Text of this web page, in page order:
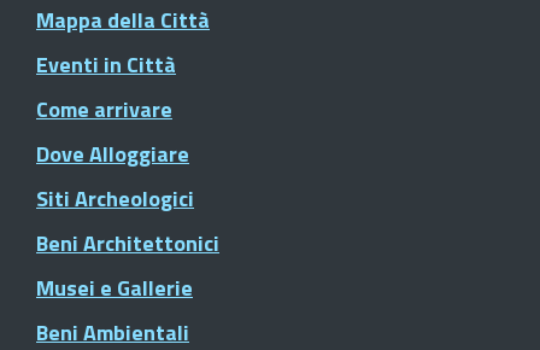
Mappa della Città
Eventi in Città
Come arrivare
Dove Alloggiare
Siti Archeologici
Beni Architettonici
Musei e Gallerie
Beni Ambientali